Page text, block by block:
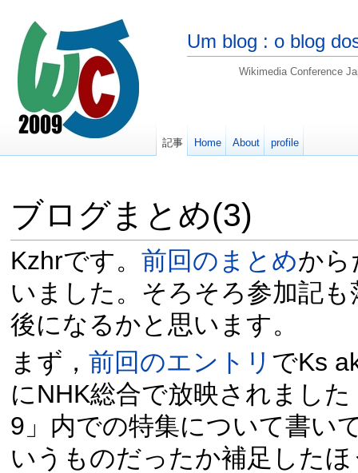
Um blog : o blog
Wikimedia Conference
ブログまとめ(3)
Kzhrです。 前回のまとめから
いました。そろそろ参加記
後になるかと思います。
まず， 前回のエントリ でKs
にNHK総合で放映されまし
9」内での特集について書い
いうものだったか補足した
記事 Home About profile